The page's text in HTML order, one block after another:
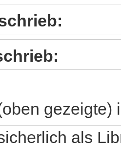
gezeigte)
als